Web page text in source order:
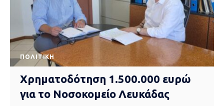
ΠΟΛΙΤΙΚΉ
Χρηματοδότηση 1.500.000 ευρώ
για το Νοσοκομείο Λευκάδας